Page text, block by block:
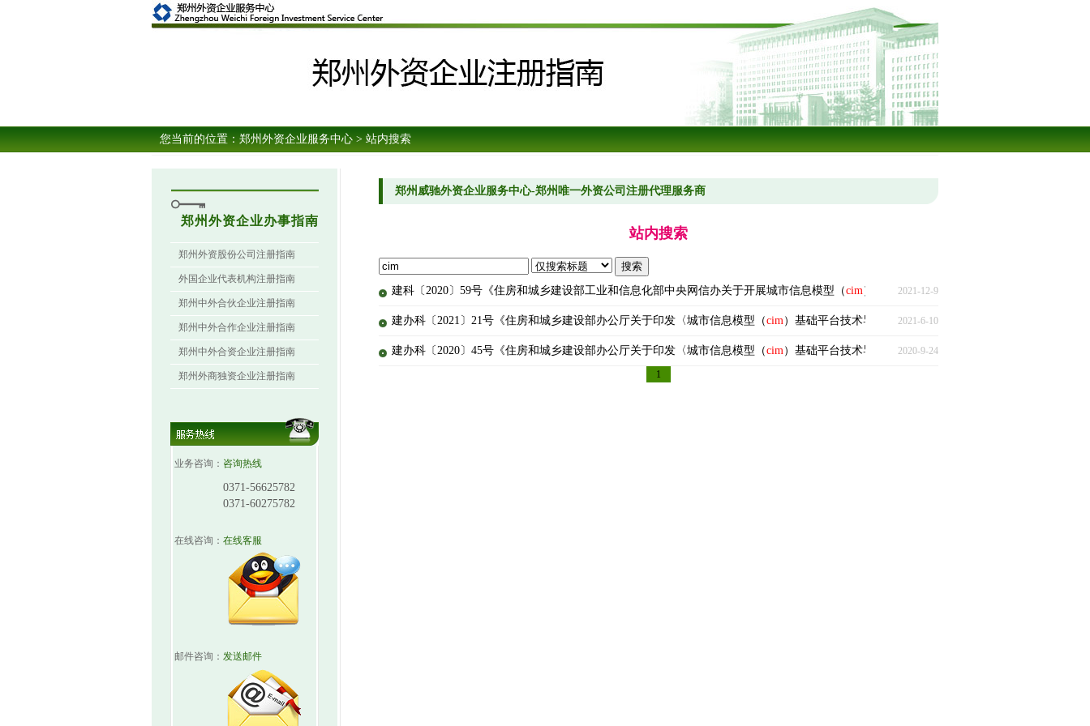
您当前的位置： 郑州外资企业服务中心 > 站内搜索
郑州外资企业办事指南
郑州外资股份公司注册指南
外国企业代表机构注册指南
郑州中外合伙企业注册指南
郑州中外合作企业注册指南
郑州中外合资企业注册指南
郑州外商独资企业注册指南
业务咨询： 咨询热线
0371-56625782
0371-60275782
在线咨询： 在线客服
邮件咨询： 发送邮件
郑州威驰外资企业服务中心-郑州唯一外资公司注册代理服务商
站内搜索
建科〔2020〕59号《住房和城乡建设部工业和信息化部中央网信办关于开展城市信息模型（cim）基础平台建设的指导意见》
2021-12-9
建办科〔2021〕21号《住房和城乡建设部办公厅关于印发〈城市信息模型（cim）基础平台技术导则〉（修订版）的通知》
2021-6-10
建办科〔2020〕45号《住房和城乡建设部办公厅关于印发〈城市信息模型（cim）基础平台技术导则〉的通知》
2020-9-24
1